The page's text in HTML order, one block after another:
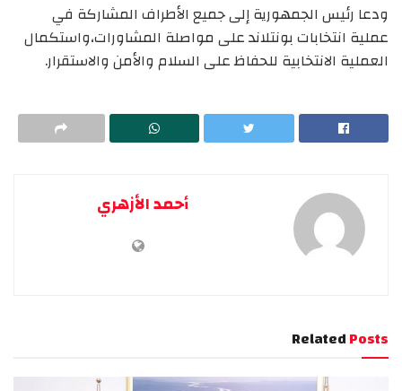
ودعا رئيس الجمهورية إلى جميع الأطراف المشاركة في
عملية انتخابات بونتلاند على مواصلة المشاورات،واستكمال
العملية الانتخابية للحفاظ على السلام والأمن والاستقرار.
أحمد الأزهري
RelatedPosts